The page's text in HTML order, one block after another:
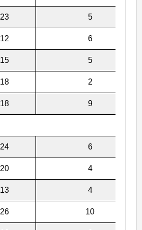
23 5
12 6
15 5
18 2
18 9
24 6
20 4
13 4
26 10